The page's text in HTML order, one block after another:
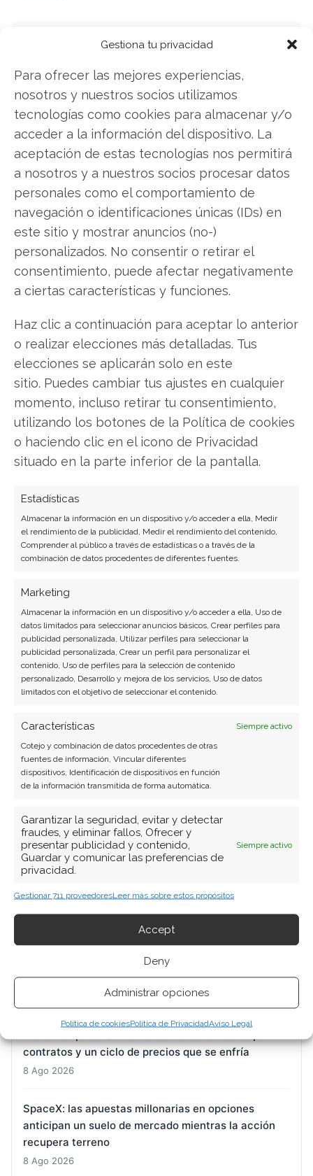
Gestiona tu privacidad
Para ofrecer las mejores experiencias,
nosotros y nuestros socios utilizamos
tecnologías como cookies para almacenar y/o
acceder a la información del dispositivo. La
aceptación de estas tecnologías nos permitirá
a nosotros y a nuestros socios procesar datos
personales como el comportamiento de
navegación o identificaciones únicas (IDs) en
este sitio y mostrar anuncios (no-)
personalizados. No consentir o retirar el
consentimiento, puede afectar negativamente
a ciertas características y funciones.
Haz clic a continuación para aceptar lo anterior
o realizar elecciones más detalladas. Tus
elecciones se aplicarán solo en este
sitio. Puedes cambiar tus ajustes en cualquier
momento, incluso retirar tu consentimiento,
utilizando los botones de la Política de cookies
o haciendo clic en el icono de Privacidad
situado en la parte inferior de la pantalla.
Estadísticas
Almacenar la información en un dispositivo y/o acceder a ella, Medir
el rendimiento de la publicidad, Medir el rendimiento del contenido,
Comprender al público a través de estadísticas o a través de la
combinación de datos procedentes de diferentes fuentes.
Marketing
Almacenar la información en un dispositivo y/o acceder a ella, Uso de
datos limitados para seleccionar anuncios básicos, Crear perfiles para
publicidad personalizada, Utilizar perfiles para seleccionar la
publicidad personalizada, Crear un perfil para personalizar el
contenido, Uso de perfiles para la selección de contenido
personalizado, Desarrollo y mejora de los servicios, Uso de datos
limitados con el objetivo de seleccionar el contenido.
Características
Siempre activo
Cotejo y combinación de datos procedentes de otras
fuentes de información, Vincular diferentes
dispositivos, Identificación de dispositivos en función
de la información transmitida de forma automática.
Garantizar la seguridad, evitar y detectar
fraudes, y eliminar fallos, Ofrecer y
presentar publicidad y contenido,
Guardar y comunicar las preferencias de
privacidad.
Siempre activo
Gestionar 711 proveedoresLeer más sobre estos propósitos
Accept
Deny
Administrar opciones
Política de cookiesPolítica de PrivacidadAviso Legal
Compartir este artículo
Twitter
Facebook
LinkedIn
Copiar enlace
Miguel Ángel Torres Díaz
Periodista de tecnología especializado en
videojuegos, realidad virtual y tendencias de
consumo digital. Más de 10 años cubriendo la
industria tecnológica española.
Ver todos los artículos →
BUSCAR
ARTÍCULOS RECIENTES
D-Wave Quantum: el salto de 668% en pedidos que
la contabilidad aún no confirma
contratos y un ciclo de precios que se enfría
8 Ago 2026
SpaceX: las apuestas millonarias en opciones
anticipan un suelo de mercado mientras la acción
recupera terreno
8 Ago 2026